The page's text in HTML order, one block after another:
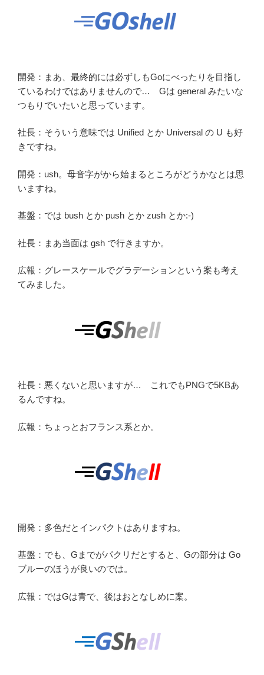
開発：まあ、最終的には必ずしもGoにべったりを目指し
ているわけではありませんので… Gは general みたいな
つもりでいたいと思っています。
社長：そういう意味では Unified とか Universal の U も好
きですね。
開発：ush。母音字がから始まるところがどうかなとは思
いますね。
基盤：では bush とか push とか zush とか:-)
社長：まあ当面は gsh で行きますか。
広報：グレースケールでグラデーションという案も考え
てみました。
社長：悪くないと思いますが… これでもPNGで5KBあ
るんですね。
広報：ちょっとおフランス系とか。
開発：多色だとインパクトはありますね。
基盤：でも、Gまでがパクリだとすると、Gの部分は Go
ブルーのほうが良いのでは。
広報：ではGは青で、後はおとなしめに案。